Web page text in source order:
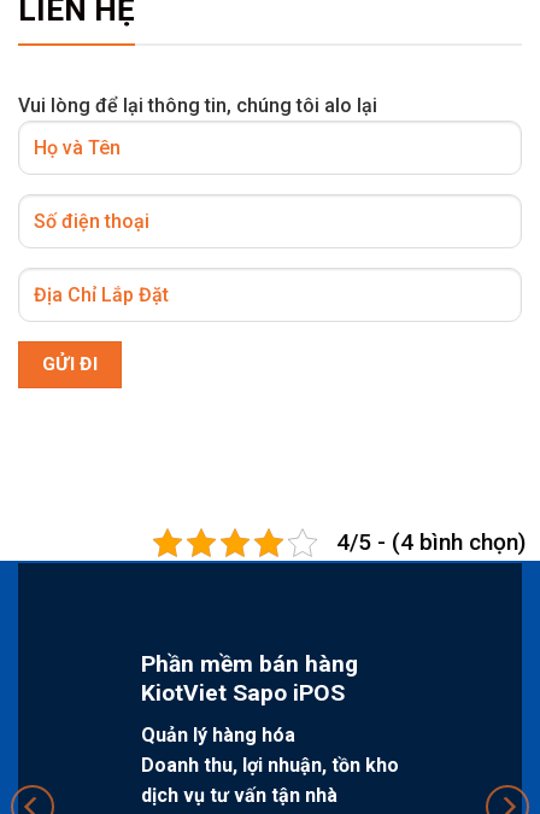
LIÊN HỆ
Vui lòng để lại thông tin, chúng tôi alo lại
4/5 - (4 bình chọn)
Phần mềm bán hàng
KiotViet Sapo iPOS
Quản lý hàng hóa
Doanh thu, lợi nhuận, tồn kho
dịch vụ tư vấn tận nhà